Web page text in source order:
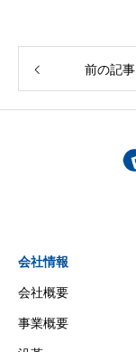
前の記事
会社情報
会社概要
事業概要